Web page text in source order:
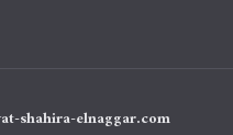
shahira-elnaggar.com